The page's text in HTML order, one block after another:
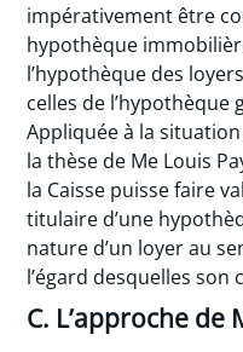
impérativement être
hypothèque
l’hypothèque des
celles de
Appliquée à la
la thèse de Me Louis
la Caisse puisse faire
titulaire d’une
nature d’un loyer au
l’égard desquelles
C. L’approche de